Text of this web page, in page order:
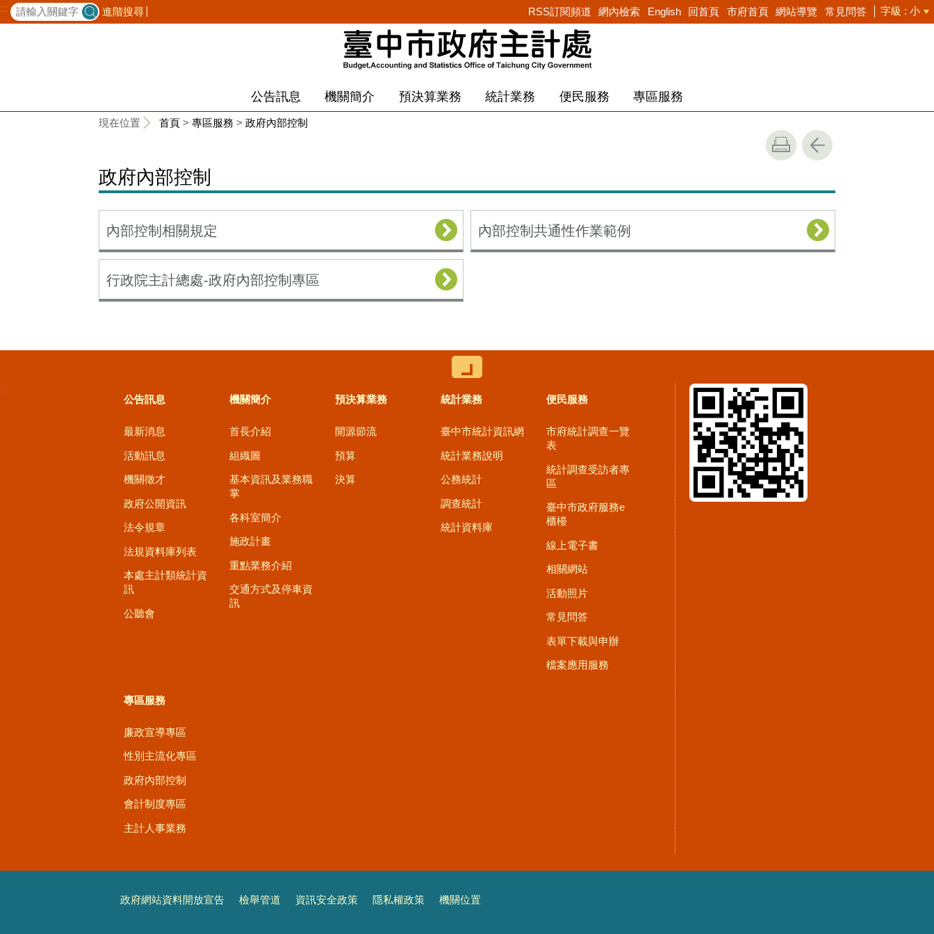
::: 進階搜尋 RSS訂閱頻道 網內檢索 English 回首頁 市府首頁 網站導覽 常見問答 字級 小
公告訊息 機關簡介 預決算業務 統計業務 便民服務 專區服務
現在位置 首頁 > 專區服務 > 政府內部控制
政府內部控制
內部控制相關規定 內部控制共通性作業範例
行政院主計總處-政府內部控制專區
:::
公告訊息
最新消息
活動訊息
機關徵才
政府公開資訊
法令規章
法規資料庫列表
本處主計類統計資
訊
公聽會
機關簡介
首長介紹
組織圖
基本資訊及業務職
掌
各科室簡介
施政計畫
重點業務介紹
交通方式及停車資
訊
預決算業務
開源節流
預算
決算
統計業務
臺中市統計資訊網
統計業務說明
公務統計
調查統計
統計資料庫
便民服務
市府統計調查一覽
表
統計調查受訪者專
區
臺中市政府服務e
櫃檯
線上電子書
相關網站
活動照片
常見問答
表單下載與申辦
檔案應用服務
專區服務
廉政宣導專區
性別主流化專區
政府內部控制
會計制度專區
主計人事業務
政府網站資料開放宣告 檢舉管道 資訊安全政策 隱私權政策 機關位置